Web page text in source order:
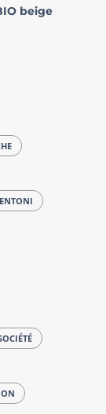
beige